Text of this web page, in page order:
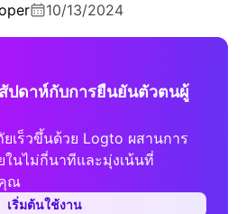
10/13/2024
สัปดาห์กับการยืนยันตัวตนผู้
เร็วขึ้นด้วย Logto ผสานการ
นไม่กี่นาทีและมุ่งเน้นที่
ณ
เริ่มต้นใช้งาน